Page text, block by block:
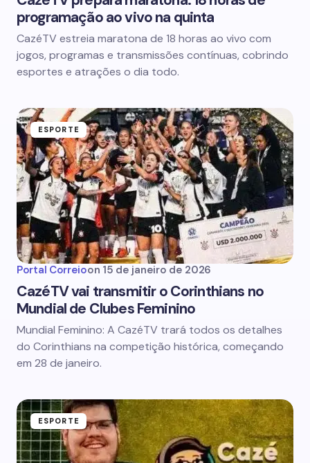
programação ao vivo na quinta
CazéTV estreia maratona de 18 horas ao vivo com
jogos, programas e transmissões contínuas, cobrindo
esportes e atrações o dia todo.
ESPORTE
Portal Correioon 15 de janeiro de 2026
CazéTV vai transmitir o Corinthians no
Mundial de Clubes Feminino
Mundial Feminino: A CazéTV trará todos os detalhes
do Corinthians na competição histórica, começando
em 28 de janeiro.
ESPORTE